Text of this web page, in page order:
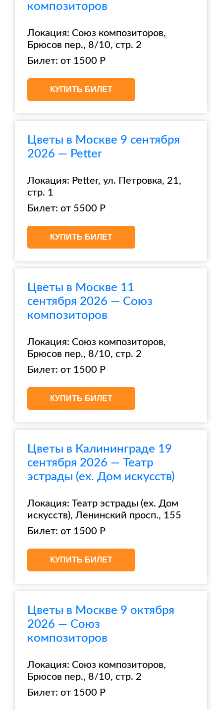
композиторов
Локация: Союз композиторов,
Брюсов пер., 8/10, стр. 2
Билет: от 1500 Р
КУПИТЬ БИЛЕТ
Цветы в Москве 9 сентября
2026 — Petter
Локация: Petter, ул. Петровка, 21,
стр. 1
Билет: от 5500 Р
КУПИТЬ БИЛЕТ
Цветы в Москве 11
сентября 2026 — Союз
композиторов
Локация: Союз композиторов,
Брюсов пер., 8/10, стр. 2
Билет: от 1500 Р
КУПИТЬ БИЛЕТ
Цветы в Калининграде 19
сентября 2026 — Театр
эстрады (ex. Дом искусств)
Локация: Театр эстрады (ex. Дом
искусств), Ленинский просп., 155
Билет: от 1500 Р
КУПИТЬ БИЛЕТ
Цветы в Москве 9 октября
2026 — Союз
композиторов
Локация: Союз композиторов,
Брюсов пер., 8/10, стр. 2
Билет: от 1500 Р